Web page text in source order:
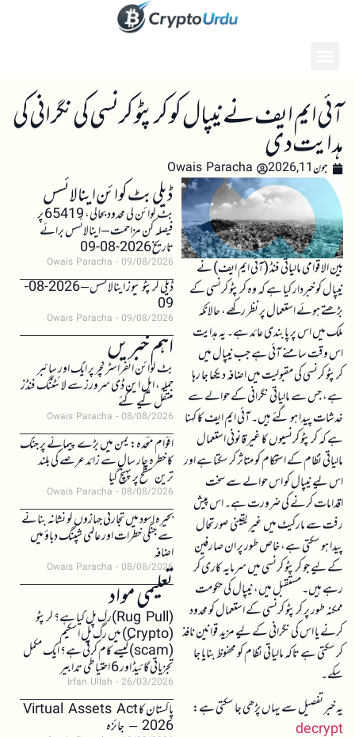
آئی ایم ایف نے نیپال کو کرپٹو کرنسی کی نگرانی کی
ہدایت دی
جون 11, 2026 Owais Paracha
بین الاقوامی مالیاتی فنڈ (آئی ایم ایف) نے
نیپال کو خبردار کیا ہے کہ وہ کرپٹو کرنسی کے
بڑھتے ہوئے استعمال پر نظر رکھے، حالانکہ
ملک میں اس پر پابندی عائد ہے۔ یہ ہدایت
اس وقت سامنے آئی ہے جب نیپال میں
کرپٹو کرنسی کی مقبولیت میں اضافہ دیکھا جا رہا
ہے، جس سے مالیاتی نگرانی کے حوالے سے
خدشات پیدا ہو گئے ہیں۔ آئی ایم ایف کا کہنا
ہے کہ کرپٹو کرنسیوں کا غیر قانونی استعمال
مالیاتی نظام کے استحکام کو متاثر کر سکتا ہے اور
اس لیے نیپال کو اس حوالے سے سخت
اقدامات کرنے کی ضرورت ہے۔ اس پیش
رفت سے مارکیٹ میں غیر یقینی صورتحال
پیدا ہو سکتی ہے، خاص طور پر ان صارفین
کے لیے جو کرپٹو کرنسی میں سرمایہ کاری کر
رہے ہیں۔ مستقبل میں، نیپال کی حکومت
ممکنہ طور پر کرپٹو کرنسی کے استعمال کو محدود
کرنے یا اس کی نگرانی کے لیے مزید قوانین نافذ
کر سکتی ہے تاکہ مالیاتی نظام کو محفوظ بنایا جا
سکے۔
یہ خبر تفصیل سے یہاں پڑھی جا سکتی ہے:
decrypt
ڈیلی بٹ کوائن اینالائسس
بٹ کوائن کی محدود بحالی، 65419 پر
فیصلہ کن مزاحمت – اینالائسس برائے
تاریخ 2026-08-09
Owais Paracha 09/08/2026
ڈیلی کرپٹو نیوز اینالائسس – 2026-08-
09
Owais Paracha 09/08/2026
اہم خبریں
بٹ کوائن انفراسٹرکچر پر ایک اور سائبر
حملہ، ایل این ڈی سرورز سے لائٹننگ فنڈز
منتقل کیے گئے
Owais Paracha 08/08/2026
اقوام متحدہ: یمن میں بڑے پیمانے پر جنگ
کا خطرہ چار سال سے زائد عرصے کی بلند
ترین سطح پر پہنچ گیا
Owais Paracha 08/08/2026
بحیرہ اسود میں تجارتی جہازوں کو نشانہ بنانے
سے جنگی خطرات اور عالمی شپنگ دباؤ میں
اضافہ
Owais Paracha 08/08/2026
تعلیمی مواد(Rug Pull)رگ پل کیا ہے؟ کرپٹو
(Crypto) میں رگ پل اسکیم
(scam)کیسے کام کرتی ہے؟ ایک مکمل
تجزیاتی گائیڈ اور 6 احتیاطی تدابیر
Irfan Ullah 26/03/2026
پاکستان کا Virtual Assets Act
2026 – جائزہ